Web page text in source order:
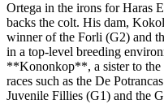
Ortega in the irons for Haras
backs the colt. His dam,
winner of the Forli (G2) and
in a top-level breeding
**Kononkop**, a sister to the
races such as the De
Juvenile Fillies (G1) and the